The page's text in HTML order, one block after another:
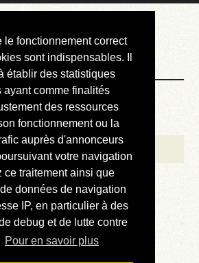
le fonctionnement correct
sont indispensables. Il
établir des statistiques
ayant comme finalités
des ressources
fonctionnement ou la
auprès d'annonceurs
votre navigation
ce traitement ainsi que
données de navigation
IP, en particulier à des
debug et de lutte contre
Pour en savoir plus
LE »